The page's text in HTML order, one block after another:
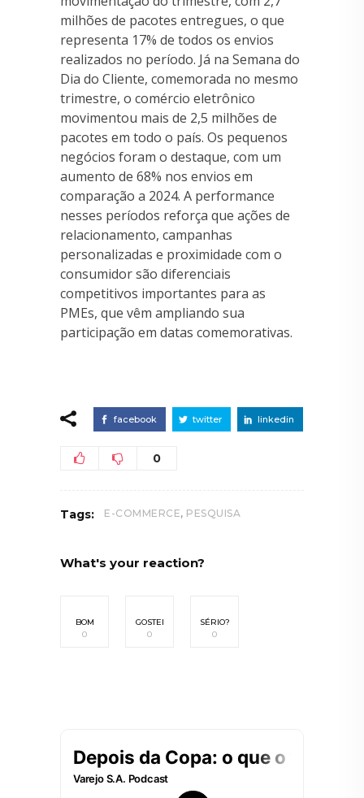
milhões de pacotes entregues, o que
representa 17% de todos os envios
realizados no período. Já na Semana do
Dia do Cliente, comemorada no mesmo
trimestre, o comércio eletrônico
movimentou mais de 2,5 milhões de
pacotes em todo o país. Os pequenos
negócios foram o destaque, com um
aumento de 68% nos envios em
comparação a 2024. A performance
nesses períodos reforça que ações de
relacionamento, campanhas
personalizadas e proximidade com o
consumidor são diferenciais
competitivos importantes para as
PMEs, que vêm ampliando sua
participação em datas comemorativas.
facebook twitter linkedin
0
Tags: E-COMMERCE, PESQUISA
What's your reaction?
BOM
0
GOSTEI
0
SÉRIO?
0